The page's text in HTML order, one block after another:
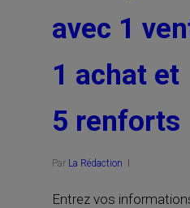
avec 1
1 achat et
5 renforts
Par La Rédaction
Entrez vos